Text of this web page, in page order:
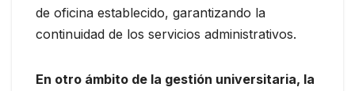
de oficina establecido, garantizando la
continuidad de los servicios administrativos.
En otro ámbito de la gestión universitaria, la